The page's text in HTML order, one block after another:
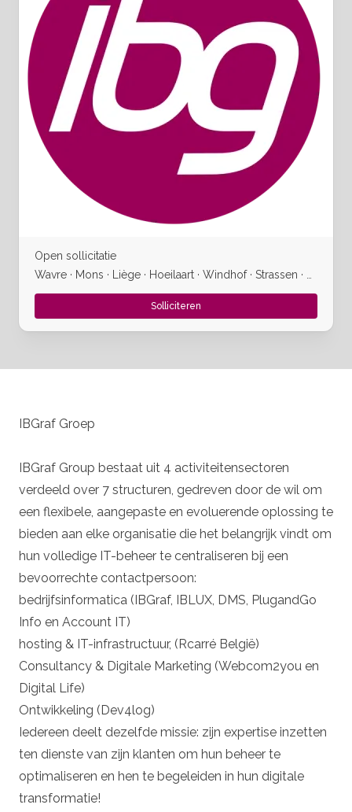
Open sollicitatie
Solliciteren
IBGraf Groep
IBGraf Group bestaat uit 4 activiteitensectoren
verdeeld over 7 structuren, gedreven door de wil om
een flexibele, aangepaste en evoluerende oplossing te
bieden aan elke organisatie die het belangrijk vindt om
hun volledige IT-beheer te centraliseren bij een
bevoorrechte contactpersoon:
bedrijfsinformatica (IBGraf, IBLUX, DMS, PlugandGo
Info en Account IT)
hosting & IT-infrastructuur, (Rcarré België)
Consultancy & Digitale Marketing (Webcom2you en
Digital Life)
Ontwikkeling (Dev4log)
Iedereen deelt dezelfde missie: zijn expertise inzetten
ten dienste van zijn klanten om hun beheer te
optimaliseren en hen te begeleiden in hun digitale
transformatie!